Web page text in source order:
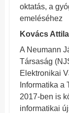
oktatás, a
emeléséhez
Kovács
A Neumann
Társaság
Elektronikai
Informatika a
2017-ben is
informatikai